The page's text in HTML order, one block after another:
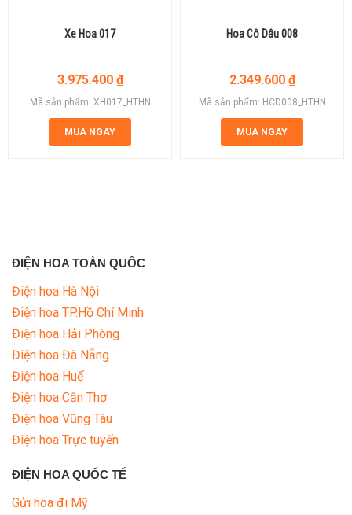
Xe Hoa 017
3.975.400 ₫
Mã sản phẩm: XH017_HTHN
MUA NGAY
Hoa Cô Dâu 008
2.349.600 ₫
Mã sản phẩm: HCD008_HTHN
MUA NGAY
ĐIỆN HOA TOÀN QUỐC
Điện hoa Hà Nội
Điện hoa TP.Hồ Chí Minh
Điện hoa Hải Phòng
Điện hoa Đà Nẵng
Điện hoa Huế
Điện hoa Cần Thơ
Điện hoa Vũng Tàu
Điện hoa Trực tuyến
ĐIỆN HOA QUỐC TẾ
Gửi hoa đi Mỹ